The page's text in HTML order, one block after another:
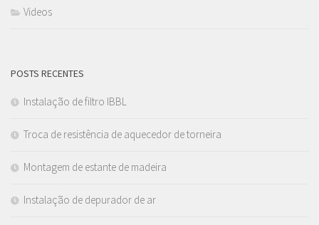
Videos
POSTS RECENTES
Instalação de filtro IBBL
Troca de resistência de aquecedor de torneira
Montagem de estante de madeira
Instalação de depurador de ar